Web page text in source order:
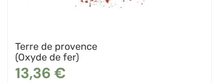
Terre de provence
(Oxyde de fer)
13,36 €